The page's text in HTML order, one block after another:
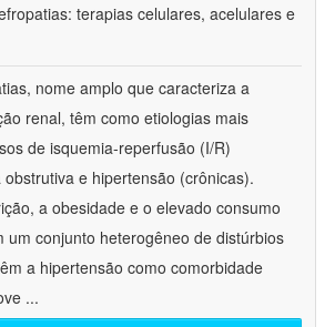
terapias celulares, acelulares e
nome amplo que caracteriza a
renal, têm como etiologias mais
de isquemia-reperfusão (I/R)
e hipertensão (crônicas).
a obesidade e o elevado consumo
um conjunto heterogêneo de distúrbios
a hipertensão como comorbidade
...